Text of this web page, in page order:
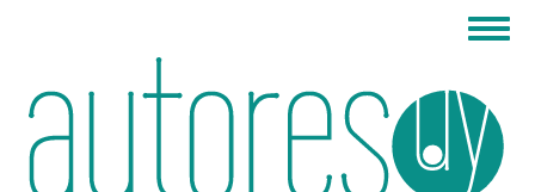
principal